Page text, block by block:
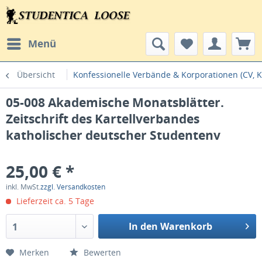
Menü
Übersicht Konfessionelle Verbände & Korporationen (CV,
05-008 Akademische Monatsblätter.
Zeitschrift des Kartellverbandes
katholischer deutscher Studentenv
25,00 € *
inkl. MwSt.zzgl. Versandkosten
Lieferzeit ca. 5 Tage
1 In den Warenkorb
Merken Bewerten